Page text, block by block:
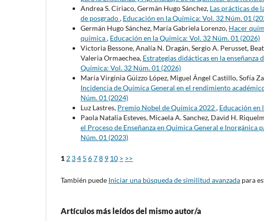
Andrea S. Ciriaco, Germán Hugo Sánchez, Las prácticas de
de posgrado, Educación en la Química: Vol. 32 Núm. 01
Germán Hugo Sánchez, María Gabriela Lorenzo, Hacer
química, Educación en la Química: Vol. 32 Núm. 01 (2026)
Victoria Bessone, Analía N. Dragán, Sergio A. Perusset,
Valeria Ormaechea, Estrategias didácticas en la enseñanza
Química: Vol. 32 Núm. 01 (2026)
María Virginia Güizzo López, Miguel Ángel Castillo, Sofía
Incidencia de Química General en el rendimiento
Núm. 01 (2024)
Luz Lastres, Premio Nobel de Química 2022, Educación en
Paola Natalia Esteves, Micaela A. Sanchez, David H.
el Proceso de Enseñanza en Química General e Inorgánica
Núm. 01 (2023)
1 2 34 5 678 9 10 > >>
También puede Iniciar una búsqueda de similitud avanzada para
Artículos más leídos del mismo autor/a